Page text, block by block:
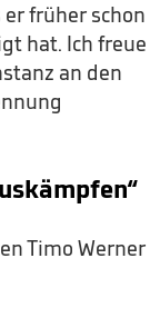
er früher schon
hat. Ich freue
an den
Timo Werner